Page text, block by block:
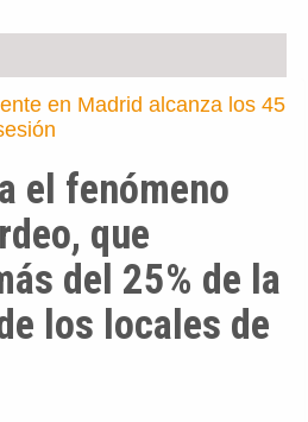
en Madrid alcanza los 45
el fenómeno
que
del 25% de la
los locales de